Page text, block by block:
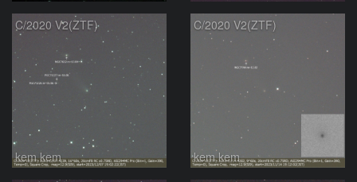
C/2020 V2(ZTF)
kem.kem
C/2020 V2(ZTF)
kem.kem